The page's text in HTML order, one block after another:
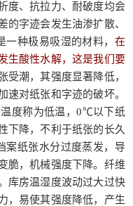
度、抗拉力、耐破度均会
的字迹会发生油渗扩散、
种极易吸湿的材料， 在
生酸性水解，这是我们要
受潮，其强度显著降低，
速对纸张和字迹的破坏。
度称为低温，0℃以下纸
下降，不利于纸张的长久
纸张水分过度蒸发，导
脆，机械强度下降。纤维
库房温湿度波动过大过快
，易使其强度降低，产生
你们是怎么收费的呢？